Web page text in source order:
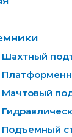
Шахтный
Мачтовый
Подъемный